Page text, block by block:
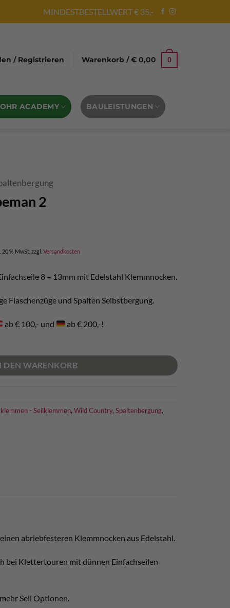
MINDESTBESTELLWERT € 35,-
/ Registrieren Warenkorb /€ 0,00 0
ACADEMY BAULEISTUNGEN
2
20 % MwSt. zzgl. Versandkosten
8 – 13mm mit Edelstahl Klemmnocken.
Flaschenzüge und Spalten Selbstbergung.
ab € 100,- und ab € 200,-!
DEN WARENKORB
- Seilklemmen, Wild Country, Spaltenbergung,
abriebfesteren Klemmnocken aus Edelstahl.
bei Klettertouren mit dünnen Einfachseilen
Seil Optionen.